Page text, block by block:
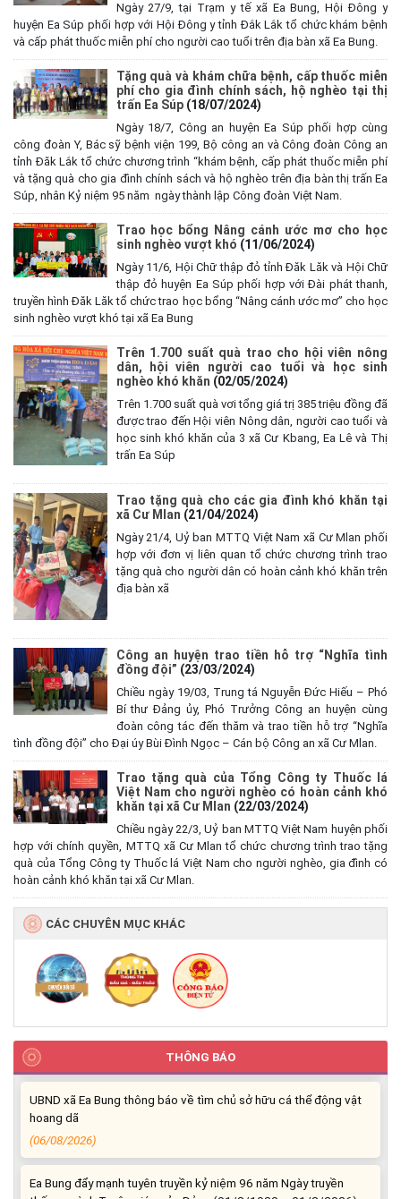
Ngày 27/9, tại Trạm y tế xã Ea Bung, Hội Đông y
huyện Ea Súp phối hợp với Hội Đông y tỉnh Đắk Lắk tổ chức khám bệnh
và cấp phát thuốc miễn phí cho người cao tuổi trên địa bàn xã Ea Bung.
Tặng quà và khám chữa bệnh, cấp thuốc miễn
phí cho gia đình chính sách, hộ nghèo tại thị
trấn Ea Súp (18/07/2024)
Ngày 18/7, Công an huyện Ea Súp phối hợp cùng
công đoàn Y, Bác sỹ bệnh viện 199, Bộ công an và Công đoàn Công an
tỉnh Đăk Lắk tổ chức chương trình “khám bệnh, cấp phát thuốc miễn phí
và tặng quà cho gia đình chính sách và hộ nghèo trên địa bàn thị trấn Ea
Súp, nhân Kỷ niệm 95 năm ngày thành lập Công đoàn Việt Nam.
Trao học bổng Nâng cánh ước mơ cho học
sinh nghèo vượt khó (11/06/2024)
Ngày 11/6, Hội Chữ thập đỏ tỉnh Đăk Lăk và Hội Chữ
thập đỏ huyện Ea Súp phối hợp với Đài phát thanh,
truyền hình Đăk Lăk tổ chức trao học bổng “Nâng cánh ước mơ” cho học
sinh nghèo vượt khó tại xã Ea Bung
Trên 1.700 suất quà trao cho hội viên nông
dân, hội viên người cao tuổi và học sinh
nghèo khó khăn (02/05/2024)
Trên 1.700 suất quà vơi tổng giá trị 385 triệu đồng đã
được trao đến Hội viên Nông dân, người cao tuổi và
học sinh khó khăn của 3 xã Cư Kbang, Ea Lê và Thị
trấn Ea Súp
Trao tặng quà cho các gia đình khó khăn tại
xã Cư Mlan (21/04/2024)
Ngày 21/4, Uỷ ban MTTQ Việt Nam xã Cư Mlan phối
hợp với đơn vị liên quan tổ chức chương trình trao
tặng quà cho người dân có hoàn cảnh khó khăn trên
địa bàn xã
Công an huyện trao tiền hỗ trợ “Nghĩa tình
đồng đội” (23/03/2024)
Chiều ngày 19/03, Trung tá Nguyễn Đức Hiếu – Phó
Bí thư Đảng ủy, Phó Trưởng Công an huyện cùng
đoàn công tác đến thăm và trao tiền hỗ trợ “Nghĩa
tình đồng đội” cho Đại úy Bùi Đình Ngọc – Cán bộ Công an xã Cư Mlan.
Trao tặng quà của Tổng Công ty Thuốc lá
Việt Nam cho người nghèo có hoàn cảnh khó
khăn tại xã Cư Mlan (22/03/2024)
Chiều ngày 22/3, Uỷ ban MTTQ Việt Nam huyện phối
hợp với chính quyền, MTTQ xã Cư Mlan tổ chức chương trình trao tặng
quà của Tổng Công ty Thuốc lá Việt Nam cho người nghèo, gia đình có
hoàn cảnh khó khăn tại xã Cư Mlan.
CÁC CHUYÊN MỤC KHÁC
THÔNG BÁO
Hưởng ứng cao điểm tuần lễ truyền thông Lễ hội Sầu riêng Đắk
Lắk 2026
(07/08/2026)
Xã Ea Bung tổ chức Lễ mít tinh phát động hưởng ứng Ngày An
(06/08/2026)
UBND xã Ea Bung thông báo về tìm chủ sở hữu cá thể động vật
hoang dã
(06/08/2026)
hoang dã
(06/08/2026)
thống ngành Tuyên giáo của Đảng (01/8/1930 – 01/8/2026)